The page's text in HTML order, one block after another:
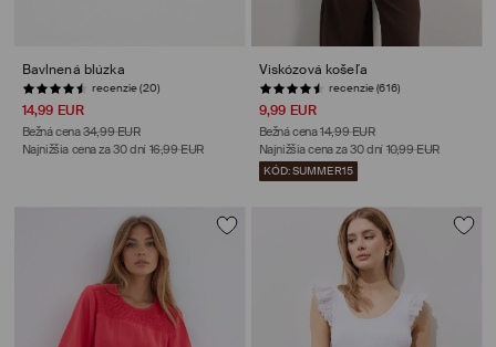
Bavlnená blúzka
recenzie (20)
14,99 EUR
Bežná cena 34,99 EUR
Najnižšia cena za 30 dní 16,99 EUR
Viskózová košeľa
recenzie (616)
9,99 EUR
Bežná cena 14,99 EUR
Najnižšia cena za 30 dní 10,99 EUR
KÓD: SUMMER15